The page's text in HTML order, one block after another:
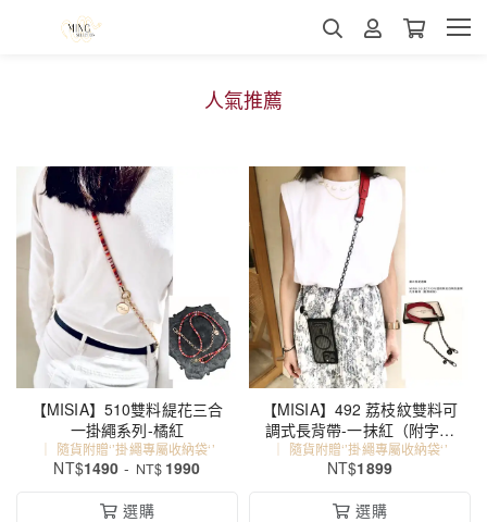
人氣推薦
【MISIA】510雙料緹花三合
一掛繩系列-橘紅
｜ 隨貨附贈‘’掛繩專屬收納袋‘’
NT$1490 - NT$ 1990
選購
【MISIA】492 荔枝紋雙料可
調式長背帶-一抹紅（附字母
牌）
｜ 隨貨附贈‘’掛繩專屬收納袋‘’
NT$1899
選購